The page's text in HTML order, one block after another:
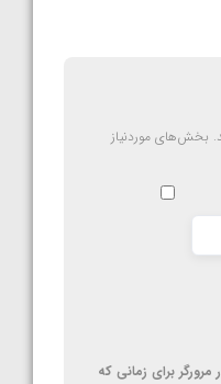
بخش‌های موردنیاز
برای زمانی که